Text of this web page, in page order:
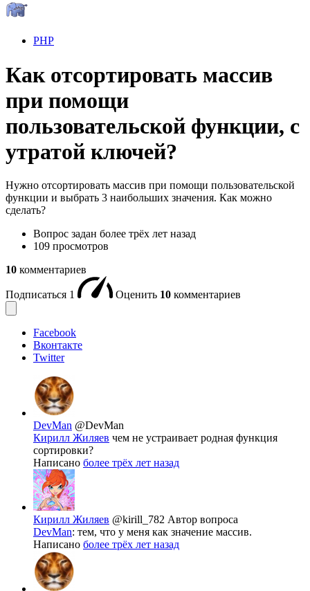
PHP
Как отсортировать массив
при помощи
пользовательской функции, с
утратой ключей?
Нужно отсортировать массив при помощи пользовательской
функции и выбрать 3 наибольших значения. Как можно
сделать?
Вопрос задан более трёх лет назад
109 просмотров
10 комментариев
Подписаться 1 Оценить 10 комментариев
Facebook
Вконтакте
Twitter
DevMan @DevMan
Кирилл Жиляев чем не устраивает родная функция
сортировки?
Написано более трёх лет назад
Кирилл Жиляев @kirill_782 Автор вопроса
DevMan: тем, что у меня как значение массив.
Написано более трёх лет назад